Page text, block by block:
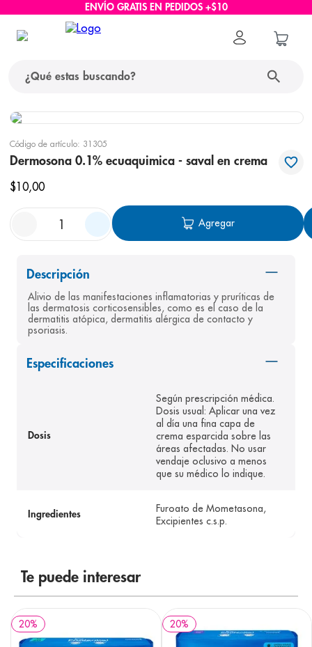
ENVÍO GRATIS EN PEDIDOS +$10
Código de artículo: 31305
Dermosona 0.1% ecuaquimica - saval en crema
$10,00
Agregar
Descripción
Alivio de las manifestaciones inflamatorias y pruríticas de
las dermatosis corticosensibles, como es el caso de la
dermatitis atópica, dermatitis alérgica de contacto y
psoriasis.
Especificaciones
Dosis
Según prescripción médica.
Dosis usual: Aplicar una vez
al día una fina capa de
crema esparcida sobre las
áreas afectadas. No usar
vendaje oclusivo a menos
que su médico lo indique.
Ingredientes
Furoato de Mometasona,
Excipientes c.s.p.
Te puede interesar
20% 20%
términos más buscados
1. protector solar
2.
3. eucerin
cerave
6. shampoo
7. bioderma
8. panolini